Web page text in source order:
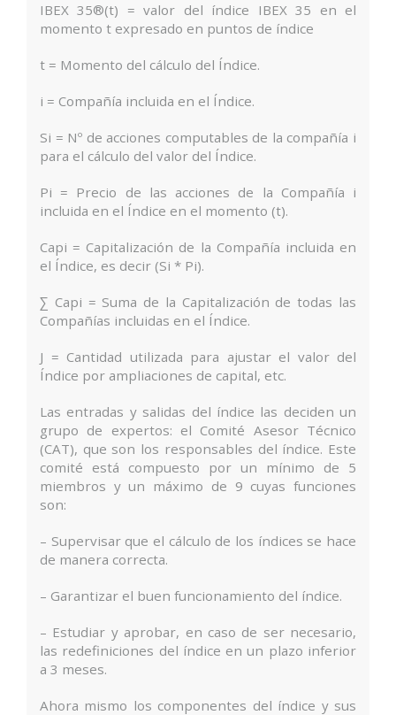
IBEX 35®(t) = valor del índice IBEX 35 en el
momento t expresado en puntos de índice
t = Momento del cálculo del Índice.
i = Compañía incluida en el Índice.
Si = Nº de acciones computables de la compañía i
para el cálculo del valor del Índice.
Pi = Precio de las acciones de la Compañía i
incluida en el Índice en el momento (t).
Capi = Capitalización de la Compañía incluida en
el Índice, es decir (Si * Pi).
∑ Capi = Suma de la Capitalización de todas las
Compañías incluidas en el Índice.
J = Cantidad utilizada para ajustar el valor del
Índice por ampliaciones de capital, etc.
Las entradas y salidas del índice las deciden un
grupo de expertos: el Comité Asesor Técnico
(CAT), que son los responsables del índice. Este
comité está compuesto por un mínimo de 5
miembros y un máximo de 9 cuyas funciones
son:
– Supervisar que el cálculo de los índices se hace
de manera correcta.
– Garantizar el buen funcionamiento del índice.
– Estudiar y aprobar, en caso de ser necesario,
las redefiniciones del índice en un plazo inferior
a 3 meses.
Ahora mismo los componentes del índice y sus